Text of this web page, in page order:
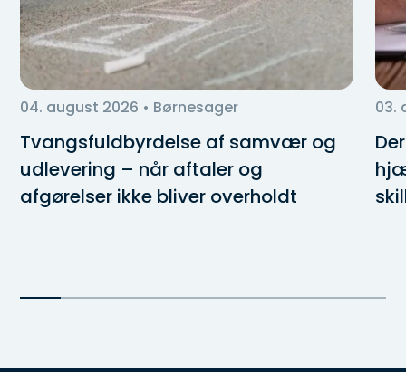
04. august 2026 • Børnesager
Tvangsfuldbyrdelse af samvær og
udlevering – når aftaler og
afgørelser ikke bliver overholdt
03.